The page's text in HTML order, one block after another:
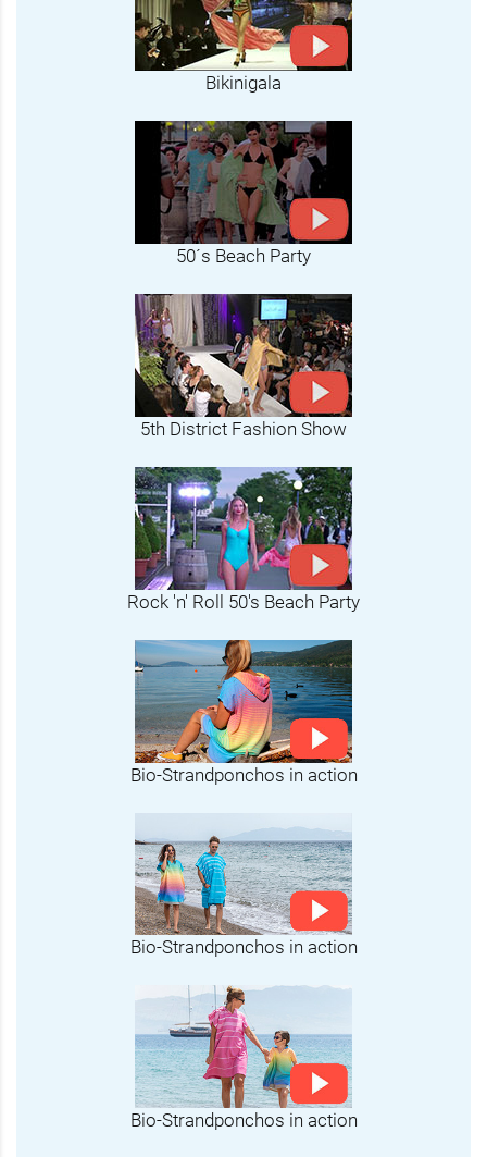
Bikinigala
50´s Beach Party
5th District Fashion Show
Rock 'n' Roll 50's Beach Party
Bio-Strandponchos in action
Bio-Strandponchos in action
Bio-Strandponchos in action